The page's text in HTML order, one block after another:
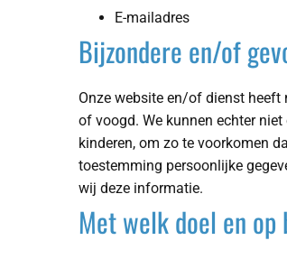
E-mailadres
Bijzondere en/of
Onze website en/of dienst heeft
of voogd. We kunnen echter
kinderen, om zo te voorkomen
toestemming persoonlijke
wij deze informatie.
Met welk doel en op